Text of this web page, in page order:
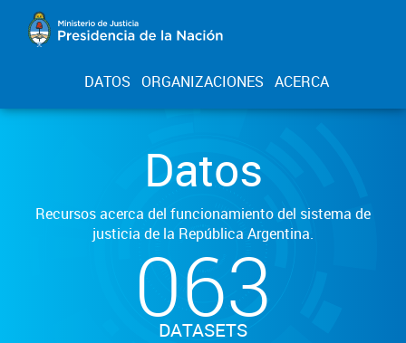
DATOS ORGANIZACIONES ACERCA
Datos
Recursos acerca del funcionamiento del sistema de
justicia de la República Argentina.
063
DATASETS